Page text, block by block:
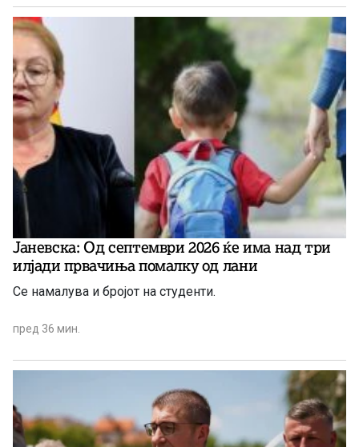
Јаневска: Од септември 2026 ќе има над три
илјади првачиња помалку од лани
Се намалува и бројот на студенти.
пред 36 мин.